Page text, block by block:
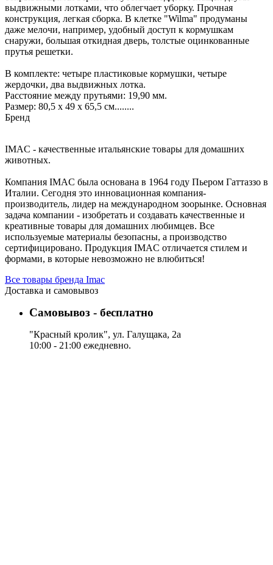
выдвижными лотками, что облегчает уборку. Прочная
конструкция, легкая сборка. В клетке "Wilma" продуманы
даже мелочи, например, удобный доступ к кормушкам
снаружи, большая откидная дверь, толстые оцинкованные
прутья решетки.
В комплекте: четыре пластиковые кормушки, четыре
жердочки, два выдвижных лотка.
Расстояние между прутьями: 19,90 мм.
Размер: 80,5 x 49 x 65,5 см........
Бренд
IMAC - качественные итальянские товары для домашних
животных.
Компания IMAC была основана в 1964 году Пьером Гаттаззо в
Италии. Сегодня это инновационная компания-
производитель, лидер на международном зоорынке. Основная
задача компании - изобретать и создавать качественные и
креативные товары для домашних любимцев. Все
используемые материалы безопасны, а производство
сертифицировано. Продукция IMAC отличается стилем и
формами, в которые невозможно не влюбиться!
Все товары бренда Imac
Доставка и самовывоз
Самовывоз - бесплатно
"Красный кролик", ул. Галущака, 2а
10:00 - 21:00 ежедневно.